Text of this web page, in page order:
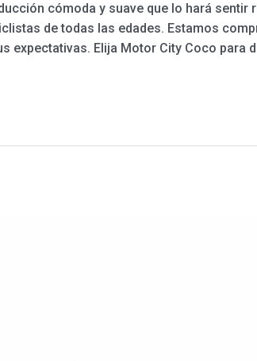
cómoda y suave que lo hará sentir
de todas las edades. Estamos
expectativas. Elija Motor City Coco para